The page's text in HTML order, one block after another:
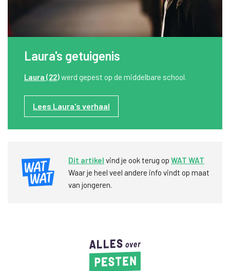
Laura's getuigenis
Laura (22)werd gepest op de middelbare school.
Lees Laura's verhaal
Dit artikel vind je ook terug op WAT WAT
Waar je heel veel andere info vindt op maat
van jongeren.